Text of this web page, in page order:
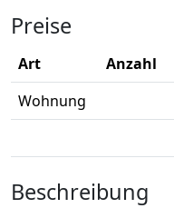
Preise
Art Anzahl
Wohnung
Beschreibung